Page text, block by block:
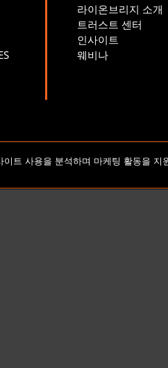
라이온브리지 소개
트러스트 센터
인사이트
웨비나
저작권 2026
트 사용을 분석하며 마케팅 활동을 지